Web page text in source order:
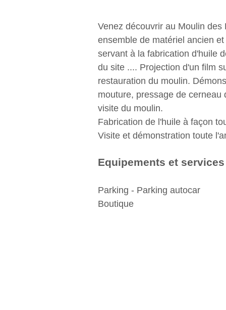
Venez découvrir au Moulin des
ensemble de matériel ancien
servant à la fabrication d'huile
du site .... Projection d'un film
restauration du moulin.
mouture, pressage de cerneau
visite du moulin.
Fabrication de l'huile à façon
Visite et démonstration toute
Equipements et services
Parking - Parking autocar
Boutique